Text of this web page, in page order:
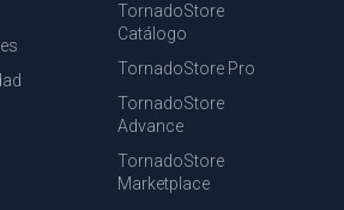
TornadoStore
Catálogo
TornadoStore Pro
TornadoStore
Advance
TornadoStore
Marketplace